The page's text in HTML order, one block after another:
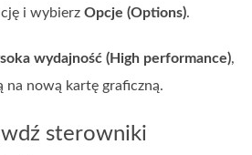
i wybierzOpcje (Options).
wydajność (High performance),
na nową kartę graficzną.
sterowniki